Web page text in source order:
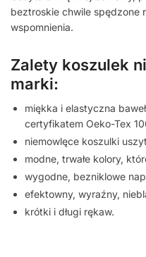
beztroskie chwile spędzone
wspomnienia.
Zalety koszulek
marki:
miękka i elastyczna
certyfikatem Oeko-Tex
niemowlęce koszulki
modne, trwałe kolory,
wygodne, bezniklowe
efektowny, wyraźny,
krótki i długi rękaw.